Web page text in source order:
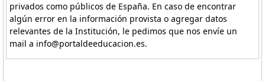
privados como públicos de España. En caso de encontrar
algún error en la información provista o agregar datos
relevantes de la Institución, le pedimos que nos envíe un
mail a info@portaldeeducacion.es.